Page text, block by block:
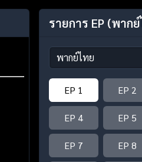
รายการ EP (พาก
EP 1 EP 2
EP 4 EP 5
EP 7 EP 8